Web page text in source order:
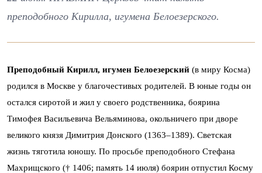
преподобного Кирилла, игумена Белоезерского.
Преподобный Кирилл, игумен Белоезерский (в миру Косма)
родился в Москве у благочестивых родителей. В юные годы он
остался сиротой и жил у своего родственника, боярина
Тимофея Васильевича Вельяминова, окольничего при дворе
великого князя Димитрия Донского (1363–1389). Светская
жизнь тяготила юношу. По просьбе преподобного Стефана
Махрищского († 1406; память 14 июля) боярин отпустил Косму